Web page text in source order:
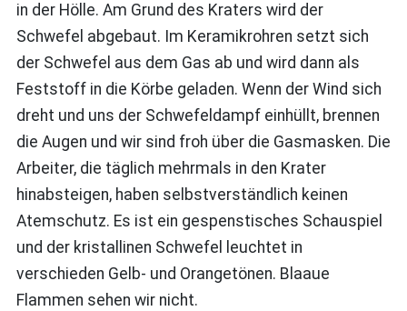
in der Hölle. Am Grund des Kraters wird der
Schwefel abgebaut. Im Keramikrohren setzt sich
der Schwefel aus dem Gas ab und wird dann als
Feststoff in die Körbe geladen. Wenn der Wind sich
dreht und uns der Schwefeldampf einhüllt, brennen
die Augen und wir sind froh über die Gasmasken. Die
Arbeiter, die täglich mehrmals in den Krater
hinabsteigen, haben selbstverständlich keinen
Atemschutz. Es ist ein gespenstisches Schauspiel
und der kristallinen Schwefel leuchtet in
verschieden Gelb- und Orangetönen. Blaaue
Flammen sehen wir nicht.